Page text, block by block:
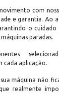
com
e garantia. Ao
o cuidado
paradas.
cada aplicação.
máquina não
realmente